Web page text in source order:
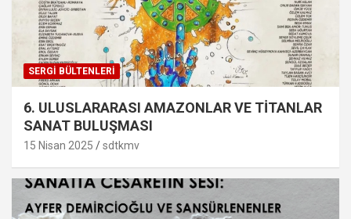
SERGI BÜLTENLERI
6. ULUSLARARASI AMAZONLAR VE TİTANLAR
SANAT BULUŞMASI
15 Nisan 2025 sdtkmv